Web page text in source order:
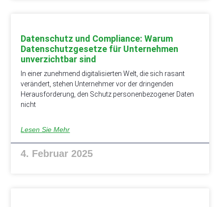
Datenschutz und Compliance: Warum
Datenschutzgesetze für Unternehmen
unverzichtbar sind
In einer zunehmend digitalisierten Welt, die sich rasant
verändert, stehen Unternehmer vor der dringenden
Herausforderung, den Schutz personenbezogener Daten
nicht
Lesen Sie Mehr
4. Februar 2025